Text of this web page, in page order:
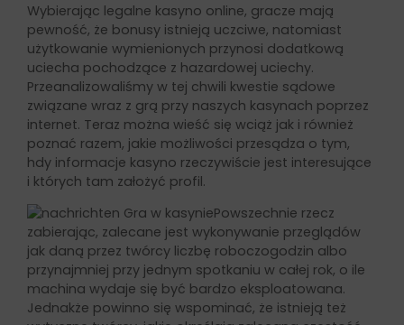
Wybierając legalne kasyno online, gracze mają
pewność, że bonusy istnieją uczciwe, natomiast
użytkowanie wymienionych przynosi dodatkową
uciecha pochodzące z hazardowej uciechy.
Przeanalizowaliśmy w tej chwili kwestie sądowe
związane wraz z grą przy naszych kasynach poprzez
internet. Teraz można wieść się wciąż jak i również
poznać razem, jakie możliwości przesądza o tym,
hdy informacje kasyno rzeczywiście jest interesujące
i których tam założyć profil.
Powszechnie rzecz
zabierając, zalecane jest wykonywanie przeglądów
jak daną przez twórcy liczbę roboczogodzin albo
przynajmniej przy jednym spotkaniu w całej rok, o ile
machina wydaje się być bardzo eksploatowana.
Jednakże powinno się wspominać, że istnieją też